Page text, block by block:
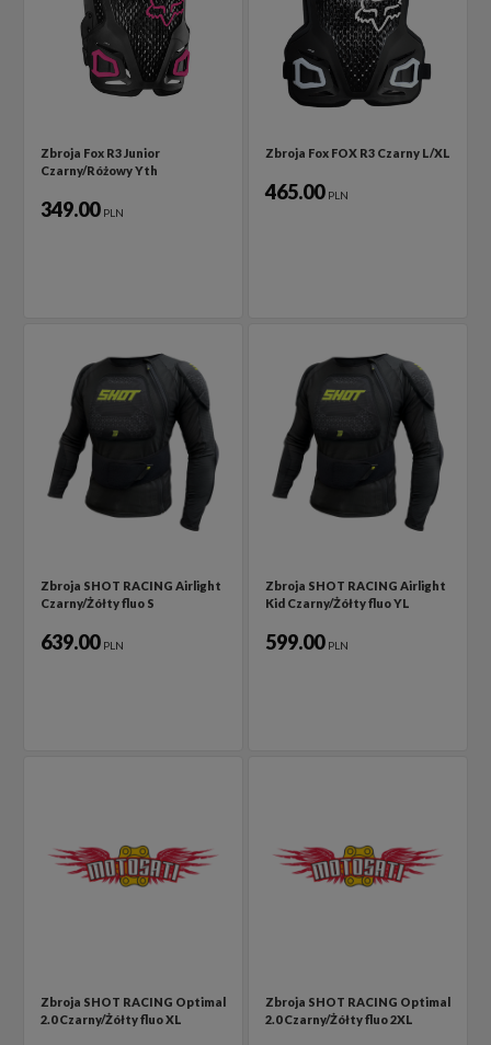
Zbroja Fox R3 Junior
Czarny/Różowy Yth
349.00 PLN
Zbroja Fox FOX R3 Czarny L/XL
465.00 PLN
Zbroja SHOT RACING Airlight
Czarny/Żółty fluo S
639.00 PLN
Zbroja SHOT RACING Airlight
Kid Czarny/Żółty fluo YL
599.00 PLN
Zbroja SHOT RACING Optimal
2.0 Czarny/Żółty fluo XL
Zbroja SHOT RACING Optimal
2.0 Czarny/Żółty fluo 2XL